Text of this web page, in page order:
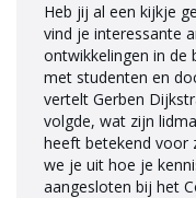
Heb jij al een kijkje
vind je interessante
ontwikkelingen in de
met studenten en
vertelt Gerben
volgde, wat zijn
heeft betekend voor
we je uit hoe je
aangesloten bij het